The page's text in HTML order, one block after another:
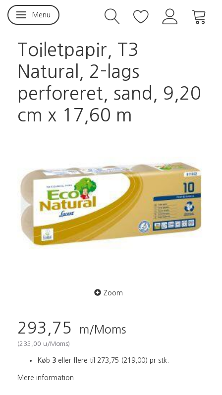
Skifte navigation
Menu
Toiletpapir, T3
Natural, 2-lags
perforeret, sand, 9,20
cm x 17,60 m
Zoom
293,75 m/Moms
(235,00 u/Moms)
Køb 3 eller flere til 273,75 (219,00) pr stk.
Mere information